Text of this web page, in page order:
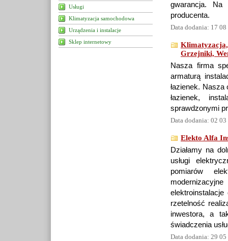
Usługi
Klimatyzacja samochodowa
Urządzenia i instalacje
Sklep internetowy
gwarancja. Na
producenta.
Data dodania: 17
Klimatyzacja,
Grzejniki,
Nasza firma
armaturą
łazienek.
łazienek,
sprawdzonymi
Data dodania: 02
Elekto Alfa
Działamy na
usługi
pomiarów
elektroinstalacje
rzetelność
inwestora, a
świadczenia
Data dodania: 29